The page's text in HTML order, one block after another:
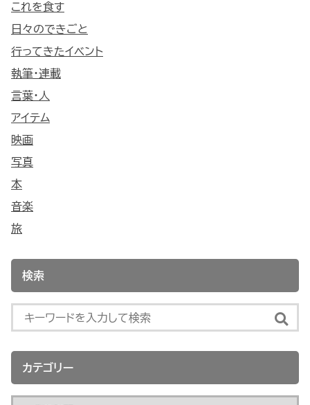
これを食す
日々のできごと
行ってきたイベント
執筆・連載
言葉・人
アイテム
映画
写真
本
音楽
旅
検索
カテゴリー